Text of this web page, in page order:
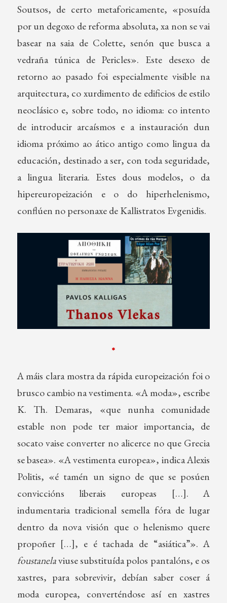
Soutsos, de certo metaforicamente, «posuída
por un degoxo de reforma absoluta, xa non se vai
basear na saia de Colette, senón que busca a
vedraña túnica de Pericles». Este desexo de
retorno ao pasado foi especialmente visible na
arquitectura, co xurdimento de edificios de estilo
neoclásico e, sobre todo, no idioma: co intento
de introducir arcaísmos e a instauración dun
idioma próximo ao ático antigo como lingua da
educación, destinado a ser, con toda seguridade,
a lingua literaria. Estes dous modelos, o da
hipereuropeización e o do hiperhelenismo,
conflúen no personaxe de Kallistratos Evgenidis.
*
A máis clara mostra da rápida europeización foi o
brusco cambio na vestimenta. «A moda», escribe
K. Th. Demaras, «que nunha comunidade
estable non pode ter maior importancia, de
socato vaise converter no alicerce no que Grecia
se basea». «A vestimenta europea», indica Alexis
Politis, «é tamén un signo de que se posúen
conviccións liberais europeas […]. A
indumentaria tradicional semella fóra de lugar
dentro da nova visión que o helenismo quere
propoñer […], e é tachada de “asiática”». A
foustanelaviuse substituída polos pantalóns, e os
xastres, para sobrevivir, debían saber coser á
moda europea, converténdose así en xastres